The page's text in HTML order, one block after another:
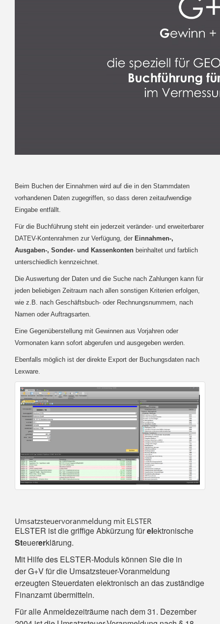
Beim Buchen der Einnahmen wird auf die in den Stammdaten
vorhandenen Daten zugegriffen, so dass deren zeitaufwendige
Eingabe entfällt.
Für die Buchführung steht ein jederzeit veränder- und erweiterbarer
DATEV-Kontenrahmen zur Verfügung, der Einnahmen-,
Ausgaben-, Sonder- und Kassenkonten beinhaltet und farblich
unterschiedlich kennzeichnet.
Die Auswertung der Daten und die Suche nach Zahlungen kann für
jeden beliebigen Zeitraum nach allen sonstigen Kriterien erfolgen,
wie z.B. nach Geschäftsbuch- oder Rechnungsnummern, nach
Namen oder Auftragsarten.
Eine Gegenüberstellung mit Gewinnen aus Vorjahren oder
Vormonaten kann sofort abgerufen und ausgegeben werden.
Ebenfalls möglich ist der direkte Export der Buchungsdaten nach
Lexware.
Umsatzsteuervoranmeldung mit ELSTER
ELSTER ist die griffige Abkürzung fürelektronische
Steuererklärung.
Mit Hilfe des ELSTER-Moduls können Sie die in
der G+V für die Umsatzsteuer-Voranmeldung
erzeugten Steuerdaten elektronisch an das zuständige
Finanzamt übermitteln.
Für alle Anmeldezeiträume nach dem 31. Dezember